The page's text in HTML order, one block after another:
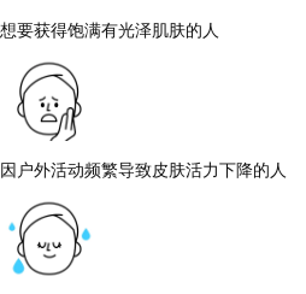
想要获得饱满有光泽肌肤的人
因户外活动频繁导致皮肤活力下降的人